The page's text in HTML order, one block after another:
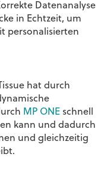
Datenanalyse
in Echtzeit, um
personalisierten
hat durch
MP ONE schnell
kann und dadurch
und gleichzeitig